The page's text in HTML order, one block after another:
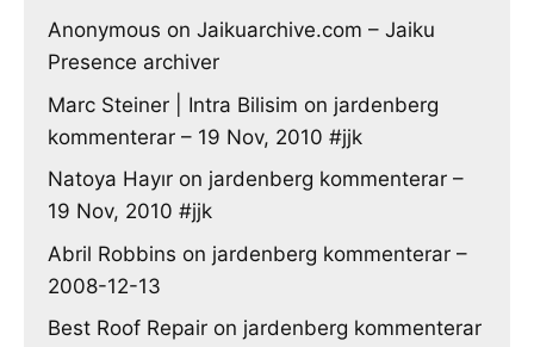
Anonymous on Jaikuarchive.com – Jaiku
Presence archiver
Marc Steiner | Intra Bilisim on jardenberg
kommenterar – 19 Nov, 2010 #jjk
Natoya Hayır on jardenberg kommenterar –
19 Nov, 2010 #jjk
Abril Robbins on jardenberg kommenterar –
2008-12-13
Best Roof Repair on jardenberg kommenterar